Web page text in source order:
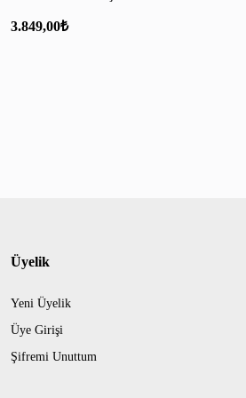
3.849,00₺
Üyelik
Yeni Üyelik
Üye Girişi
Şifremi Unuttum